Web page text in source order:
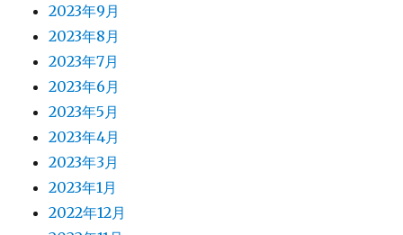
2023年9月
2023年8月
2023年7月
2023年6月
2023年5月
2023年4月
2023年3月
2023年1月
2022年12月